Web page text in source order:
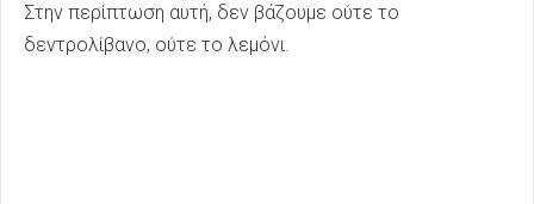
Στην περίπτωση αυτή, δεν βάζουμε ούτε το
δεντρολίβανο, ούτε το λεμόνι.